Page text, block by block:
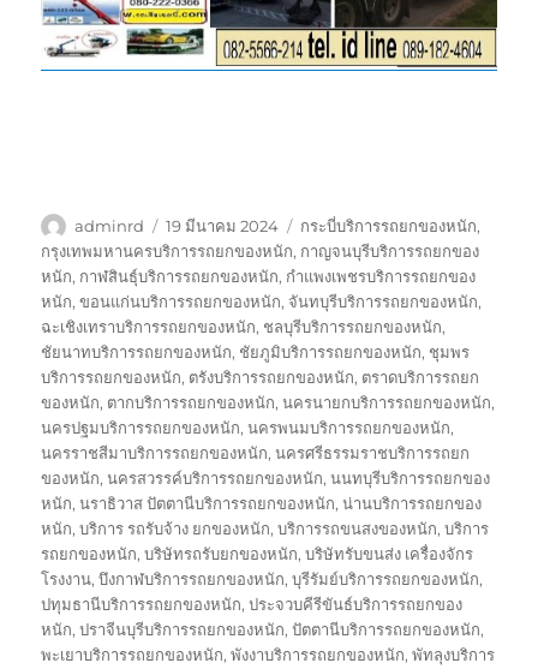
ผู้
เขียน
adminrd
เขียน
เมื่อ
19 มีนาคม 2024
ป้าย
กำกับ
กระบี่บริการรถยกของหนัก,
กรุงเทพมหานครบริการรถยกของหนัก, กาญจนบุรีบริการรถยกของ
หนัก, กาฬสินธุ์บริการรถยกของหนัก, กำแพงเพชรบริการรถยกของ
หนัก,ขอนแก่นบริการรถยกของหนัก, จันทบุรีบริการรถยกของหนัก,
ฉะเชิงเทราบริการรถยกของหนัก, ชลบุรีบริการรถยกของหนัก,
ชัยนาทบริการรถยกของหนัก, ชัยภูมิบริการรถยกของหนัก, ชุมพร
บริการรถยกของหนัก, ตรังบริการรถยกของหนัก, ตราดบริการรถยก
ของหนัก, ตากบริการรถยกของหนัก,นครนายกบริการรถยกของหนัก,
นครปฐมบริการรถยกของหนัก,นครพนมบริการรถยกของหนัก,
นครราชสีมาบริการรถยกของหนัก,นครศรีธรรมราชบริการรถยก
ของหนัก,นครสวรรค์บริการรถยกของหนัก,นนทบุรีบริการรถยกของ
หนัก,นราธิวาส ปัตตานีบริการรถยกของหนัก,น่านบริการรถยกของ
หนัก,บริการ รถรับจ้าง ยกของหนัก,บริการรถขนสงของหนัก,บริการ
รถยกของหนัก,บริษัทรถรับยกของหนัก,บริษัทรับขนส่ง เครื่องจักร
โรงงาน,บึงกาฬบริการรถยกของหนัก,บุรีรัมย์บริการรถยกของหนัก,
ปทุมธานีบริการรถยกของหนัก,ประจวบคีรีขันธ์บริการรถยกของ
หนัก,ปราจีนบุรีบริการรถยกของหนัก,ปัตตานีบริการรถยกของหนัก,
พะเยาบริการรถยกของหนัก,พังงาบริการรถยกของหนัก,พัทลุงบริการ